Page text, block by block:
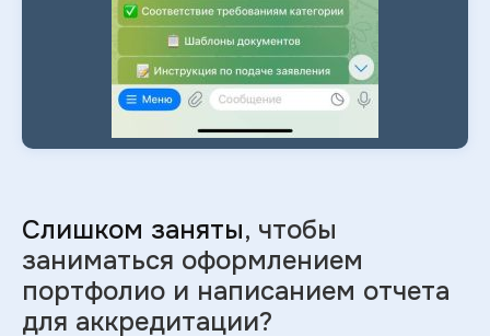
Слишком заняты, чтобы
заниматься оформлением
портфолио и написанием отчета
для аккредитации?